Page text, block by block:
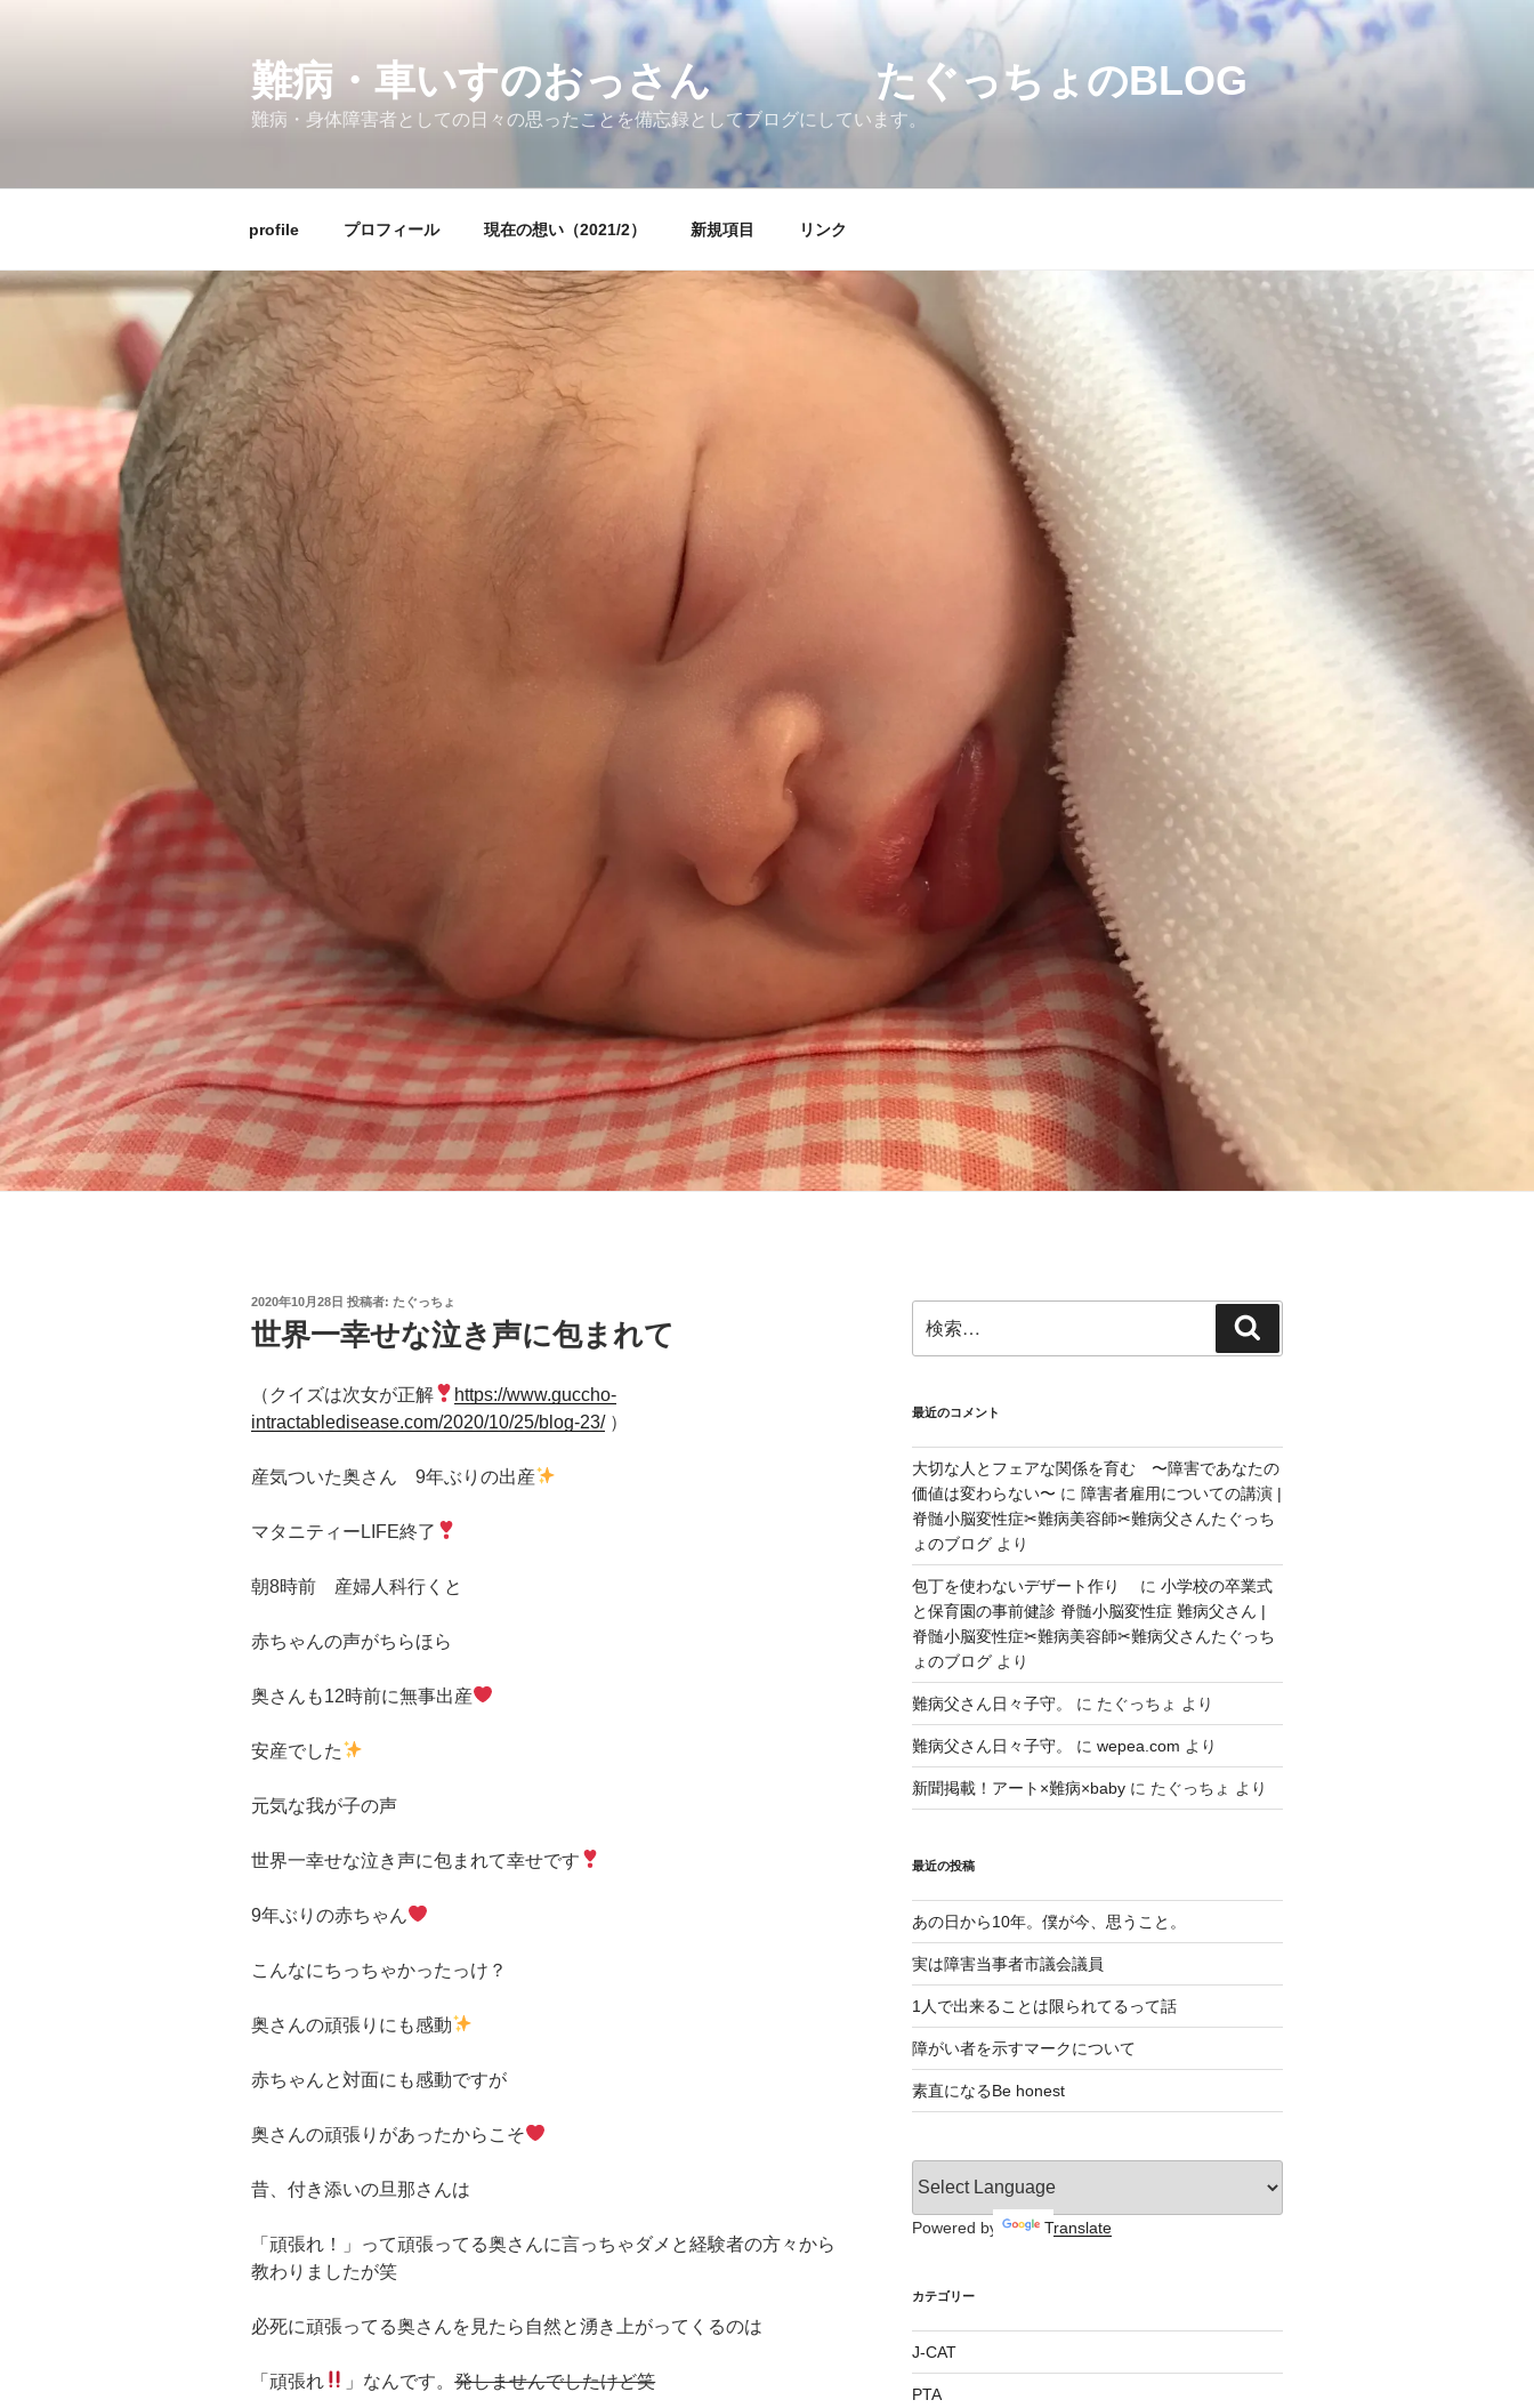
難病・車いすのおっさん たぐっちょのBLOG
難病・身体障害者としての日々の思ったことを備忘録としてブログにしています。
profile プロフィール 現在の想い（2021/2） 新規項目 リンク
投
稿
日:
2020年10月28日 投稿者: たぐっちょ
世界一幸せな泣き声に包まれて
（クイズは次女が正解
https://www.guccho-
intractabledisease.com/2020/10/25/blog-23/）
産気ついた奥さん 9年ぶりの出産
マタニティーLIFE終了
朝8時前 産婦人科行くと
赤ちゃんの声がちらほら
奥さんも12時前に無事出産
安産でした
元気な我が子の声
世界一幸せな泣き声に包まれて幸せです
9年ぶりの赤ちゃん
こんなにちっちゃかったっけ？
奥さんの頑張りにも感動
赤ちゃんと対面にも感動ですが
奥さんの頑張りがあったからこそ
昔、付き添いの旦那さんは
「頑張れ！」って頑張ってる奥さんに言っちゃダメと経験者の方々から
教わりましたが笑
必死に頑張ってる奥さんを見たら自然と湧き上がってくるのは
「頑張れ 」なんです。発しませんでしたけど笑
索:
索
最近のコメント
大切な人とフェアな関係を育む 〜障害であなたの
価値は変わらない〜 に 障害者雇用についての講演 |
脊髄小脳変性症✂︎難病美容師✂︎難病父さんたぐっち
ょのブログより
包丁を使わないデザート作り に 小学校の卒業式
と保育園の事前健診 脊髄小脳変性症 難病父さん |
脊髄小脳変性症✂︎難病美容師✂︎難病父さんたぐっち
ょのブログより
難病父さん日々子守。 に たぐっちょ より
難病父さん日々子守。 に wepea.com より
新聞掲載！アート×難病×babyに たぐっちょ より
最近の投稿
あの日から10年。僕が今、思うこと。
実は障害当事者市議会議員
1人で出来ることは限られてるって話
障がい者を示すマークについて
素直になるBe honest
Powered by Translate
カテゴリー
J-CAT
PTA